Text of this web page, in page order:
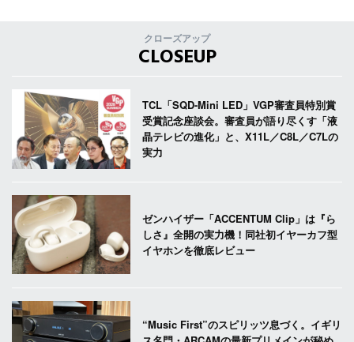
クローズアップ
CLOSEUP
TCL「SQD-Mini LED」VGP審査員特別賞
受賞記念座談会。審査員が語り尽くす「液
晶テレビの進化」と、X11L／C8L／C7Lの
実力
ゼンハイザー「ACCENTUM Clip」は『ら
しさ』全開の実力機！同社初イヤーカフ型
イヤホンを徹底レビュー
“Music First”のスピリッツ息づく。イギリ